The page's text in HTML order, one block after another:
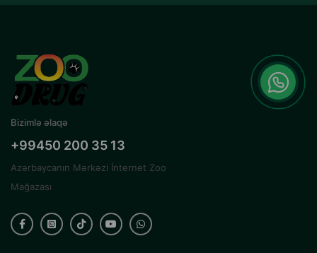
Bizimlə əlaqə
+99450 200 35 13
Azərbaycanın Mərkəzi İnternet Zoo
Mağazası